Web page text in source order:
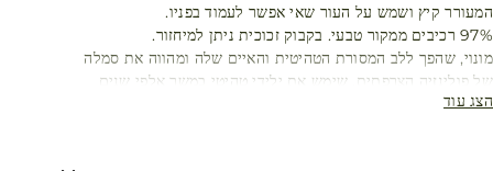
המעורר קיץ ושמש על העור שאי אפשר לעמוד בפניו.
97% רכיבים ממקור טבעי. בקבוק זכוכית ניתן למיחזור.
מונוי, שהפך ללב המסורת הטהיטית והאיים שלה ומהווה את סמלה
של פולינזיה הצרפתית, שימש את ילידי טהיטי במשך אלפי שנים
בטיפוח השיער והעור עם אפקט ריכוך העור וההזנה שלו.
הצג עוד